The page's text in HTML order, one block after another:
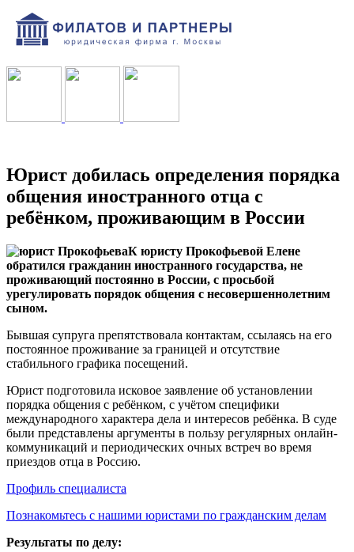
Юрист добилась определения порядка
общения иностранного отца с
ребёнком, проживающим в России
К юристу Прокофьевой Елене
обратился гражданин иностранного государства, не
проживающий постоянно в России, с просьбой
урегулировать порядок общения с несовершеннолетним
сыном.
Бывшая супруга препятствовала контактам, ссылаясь на его
постоянное проживание за границей и отсутствие
стабильного графика посещений.
Юрист подготовила исковое заявление об установлении
порядка общения с ребёнком, с учётом специфики
международного характера дела и интересов ребёнка. В суде
были представлены аргументы в пользу регулярных онлайн-
коммуникаций и периодических очных встреч во время
приездов отца в Россию.
Профиль специалиста
Познакомьтесь с нашими юристами по гражданским делам
Результаты по делу: